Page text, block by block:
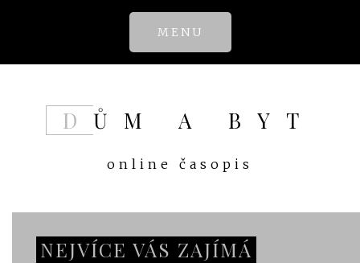
content
MENU
DŮM A BYT
online časopis
NEJVÍCE VÁS ZAJÍMÁ